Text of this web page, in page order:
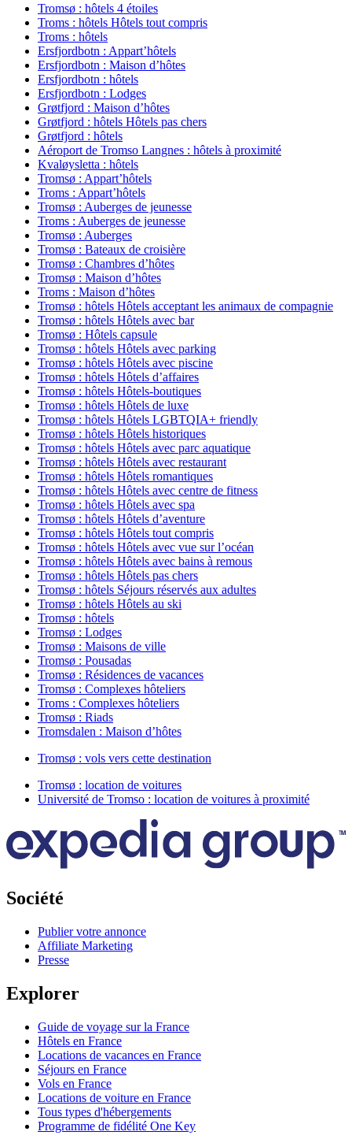
Tromsø : hôtels 4 étoiles
Troms : hôtels Hôtels tout compris
Troms : hôtels
Ersfjordbotn : Appart’hôtels
Ersfjordbotn : Maison d’hôtes
Ersfjordbotn : hôtels
Ersfjordbotn : Lodges
Grøtfjord : Maison d’hôtes
Grøtfjord : hôtels Hôtels pas chers
Grøtfjord : hôtels
Aéroport de Tromso Langnes : hôtels à proximité
Kvaløysletta : hôtels
Tromsø : Appart’hôtels
Troms : Appart’hôtels
Tromsø : Auberges de jeunesse
Troms : Auberges de jeunesse
Tromsø : Auberges
Tromsø : Bateaux de croisière
Tromsø : Chambres d’hôtes
Tromsø : Maison d’hôtes
Troms : Maison d’hôtes
Tromsø : hôtels Hôtels acceptant les animaux de compagnie
Tromsø : hôtels Hôtels avec bar
Tromsø : Hôtels capsule
Tromsø : hôtels Hôtels avec parking
Tromsø : hôtels Hôtels avec piscine
Tromsø : hôtels Hôtels d’affaires
Tromsø : hôtels Hôtels-boutiques
Tromsø : hôtels Hôtels de luxe
Tromsø : hôtels Hôtels LGBTQIA+ friendly
Tromsø : hôtels Hôtels historiques
Tromsø : hôtels Hôtels avec parc aquatique
Tromsø : hôtels Hôtels avec restaurant
Tromsø : hôtels Hôtels romantiques
Tromsø : hôtels Hôtels avec centre de fitness
Tromsø : hôtels Hôtels avec spa
Tromsø : hôtels Hôtels d’aventure
Tromsø : hôtels Hôtels tout compris
Tromsø : hôtels Hôtels avec vue sur l’océan
Tromsø : hôtels Hôtels avec bains à remous
Tromsø : hôtels Hôtels pas chers
Tromsø : hôtels Séjours réservés aux adultes
Tromsø : hôtels Hôtels au ski
Tromsø : hôtels
Tromsø : Lodges
Tromsø : Maisons de ville
Tromsø : Pousadas
Tromsø : Résidences de vacances
Tromsø : Complexes hôteliers
Troms : Complexes hôteliers
Tromsø : Riads
Tromsdalen : Maison d’hôtes
Tromsø : vols vers cette destination
Tromsø : location de voitures
Université de Tromso : location de voitures à proximité
Société
Publier votre annonce
Affiliate Marketing
Presse
Explorer
Guide de voyage sur la France
Hôtels en France
Locations de vacances en France
Séjours en France
Vols en France
Locations de voiture en France
Tous types d'hébergements
Programme de fidélité One Key